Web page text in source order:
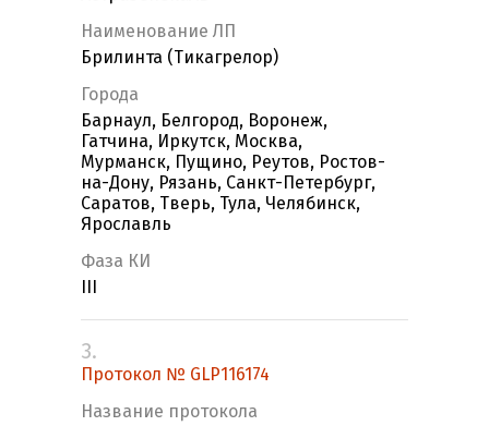
Наименование ЛП
Брилинта (Тикагрелор)
Города
Барнаул, Белгород, Воронеж,
Гатчина, Иркутск, Москва,
Мурманск, Пущино, Реутов, Ростов-
на-Дону, Рязань, Санкт-Петербург,
Саратов, Тверь, Тула, Челябинск,
Ярославль
Фаза КИ
3.
Протокол № GLP116174
Название протокола